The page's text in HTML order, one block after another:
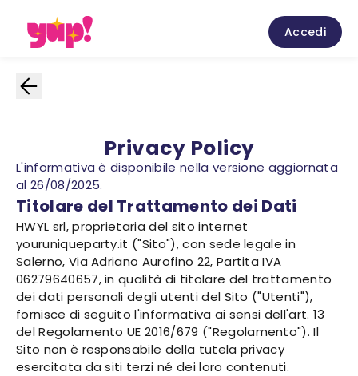
Accedi
Privacy Policy
L'informativa è disponibile nella versione aggiornata
al 26/08/2025.
Titolare del Trattamento dei Dati
HWYL srl, proprietaria del sito internet
youruniqueparty.it ("Sito"), con sede legale in
Salerno, Via Adriano Aurofino 22, Partita IVA
06279640657, in qualità di titolare del trattamento
dei dati personali degli utenti del Sito ("Utenti"),
fornisce di seguito l'informativa ai sensi dell'art. 13
del Regolamento UE 2016/679 ("Regolamento"). Il
Sito non è responsabile della tutela privacy
esercitata da siti terzi né dei loro contenuti.